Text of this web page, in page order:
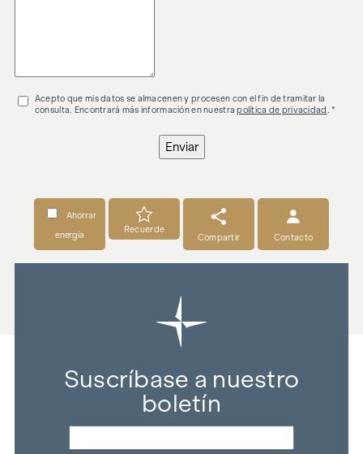
Acepto que mis datos se almacenen y procesen con el fin de tramitar la
consulta. Encontrará más información en nuestrapolítica de privacidad . *
Enviar
Ahorrar
energía
Recuerde
Compartir
Contacto
Suscríbase a nuestro
boletín